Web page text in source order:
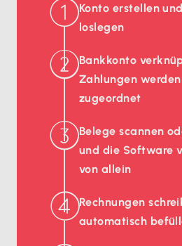
Konto erstellen
loslegen
Bankkonto
Zahlungen
zugeordnet
Belege scannen
und die Software
von allein
Rechnungen
automatisch